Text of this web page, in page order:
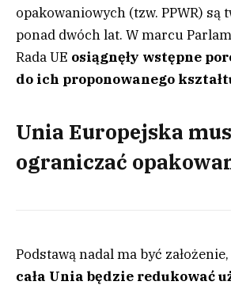
opakowaniowych (tzw. PPWR) są
ponad dwóch lat. W marcu
Rada UE osiągnęły wstępne
do ich proponowanego
Unia Europejska
ograniczać
Podstawą nadal ma być
cała Unia będzie redukować